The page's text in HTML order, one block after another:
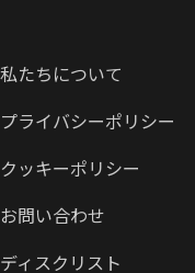
私たちについて
プライバシーポリシー
クッキーポリシー
お問い合わせ
ディスクリスト